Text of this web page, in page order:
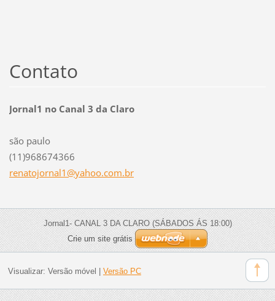
Contato
Jornal1 no Canal 3 da Claro
são paulo
(11)968674366
renatojornal1@yahoo.com.br
Jornal1- CANAL 3 DA CLARO (SÁBADOS ÁS 18:00)
Crie um site grátis
Visualizar: Versão móvel | Versão PC